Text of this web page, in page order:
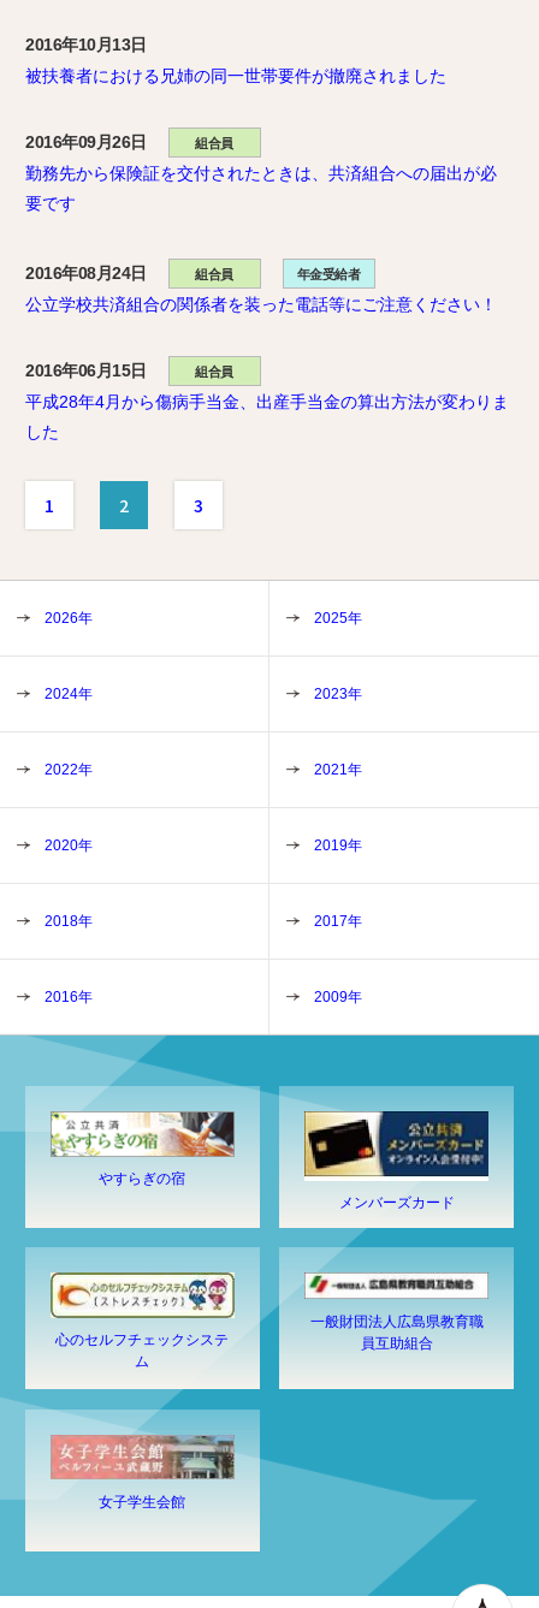
2016年10月13日
被扶養者における兄姉の同一世帯要件が撤廃されました
2016年09月26日 組合員
勤務先から保険証を交付されたときは、共済組合への届出が必
要です
2016年08月24日 組合員 年金受給者
公立学校共済組合の関係者を装った電話等にご注意ください！
2016年06月15日 組合員
平成28年4月から傷病手当金、出産手当金の算出方法が変わりま
した
1 2 3
2026年 2025年
2024年 2023年
2022年 2021年
2020年 2019年
2018年 2017年
2016年 2009年
やすらぎの宿
メンバーズカード
心のセルフチェックシステ
ム
一般財団法人広島県教育職
員互助組合
女子学生会館